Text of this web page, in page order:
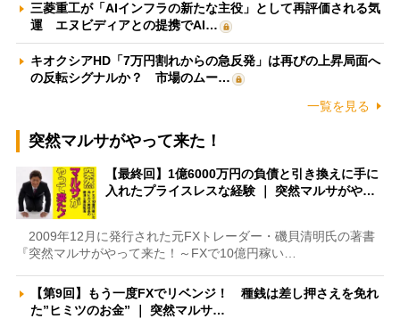
三菱重工が「AIインフラの新たな主役」として再評価される気
運 エヌビディアとの提携でAI…
キオクシアHD「7万円割れからの急反発」は再びの上昇局面へ
の反転シグナルか？ 市場のムー…
一覧を見る
突然マルサがやって来た！
【最終回】1億6000万円の負債と引き換えに手に
入れたプライスレスな経験 ｜ 突然マルサがや…
2009年12月に発行された元FXトレーダー・磯貝清明氏の著書
『突然マルサがやって来た！～FXで10億円稼い…
【第9回】もう一度FXでリベンジ！ 種銭は差し押さえを免れ
た”ヒミツのお金” ｜ 突然マルサ…